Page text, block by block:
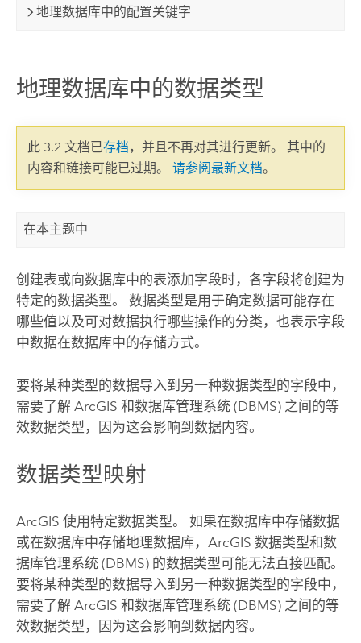
地理数据库中的配置关键字
地理数据库中的数据类型
此 3.2 文档已存档，并且不再对其进行更新。 其中的
内容和链接可能已过期。 请参阅最新文档。
在本主题中
创建表或向数据库中的表添加字段时，各字段将创建为
特定的数据类型。 数据类型是用于确定数据可能存在
哪些值以及可对数据执行哪些操作的分类，也表示字段
中数据在数据库中的存储方式。
要将某种类型的数据导入到另一种数据类型的字段中，
需要了解 ArcGIS 和数据库管理系统 (DBMS) 之间的等
效数据类型，因为这会影响到数据内容。
数据类型映射
ArcGIS 使用特定数据类型。 如果在数据库中存储数据
或在数据库中存储地理数据库，ArcGIS 数据类型和数
据库管理系统 (DBMS) 的数据类型可能无法直接匹配。
要将某种类型的数据导入到另一种数据类型的字段中，
需要了解 ArcGIS 和数据库管理系统 (DBMS) 之间的等
效数据类型，因为这会影响到数据内容。